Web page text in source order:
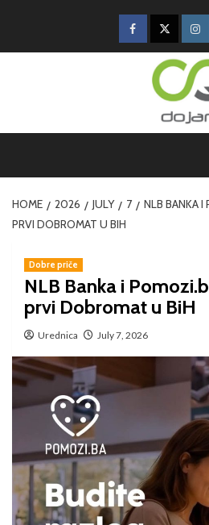
HOME 2026 JULY 7
NLB BANKA I
PRVI DOBROMAT U BIH
Dobre priče
NLB Banka i
prvi Dobromat u BiH
Urednica July 7, 2026